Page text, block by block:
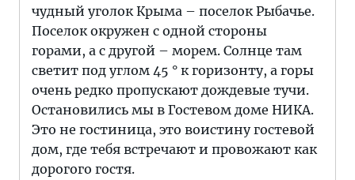
чудный уголок Крыма – поселок Рыбачье.
Поселок окружен с одной стороны
горами, а с другой – морем. Солнце там
светит под углом 45 ° к горизонту, а горы
очень редко пропускают дождевые тучи.
Остановились мы в Гостевом доме НИКА.
Это не гостиница, это воистину гостевой
дом, где тебя встречают и провожают как
дорогого гостя.